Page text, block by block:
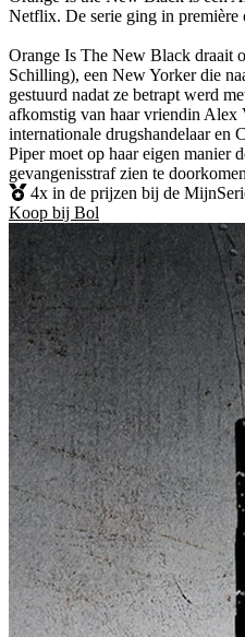
Netflix. De serie ging in première
Orange Is The New Black draait
Schilling), een New Yorker die
gestuurd nadat ze betrapt werd
afkomstig van haar vriendin Alex
internationale drugshandelaar en
Piper moet op haar eigen manier
gevangenisstraf zien te
4x in de prijzen bij de
Koop bij Bol